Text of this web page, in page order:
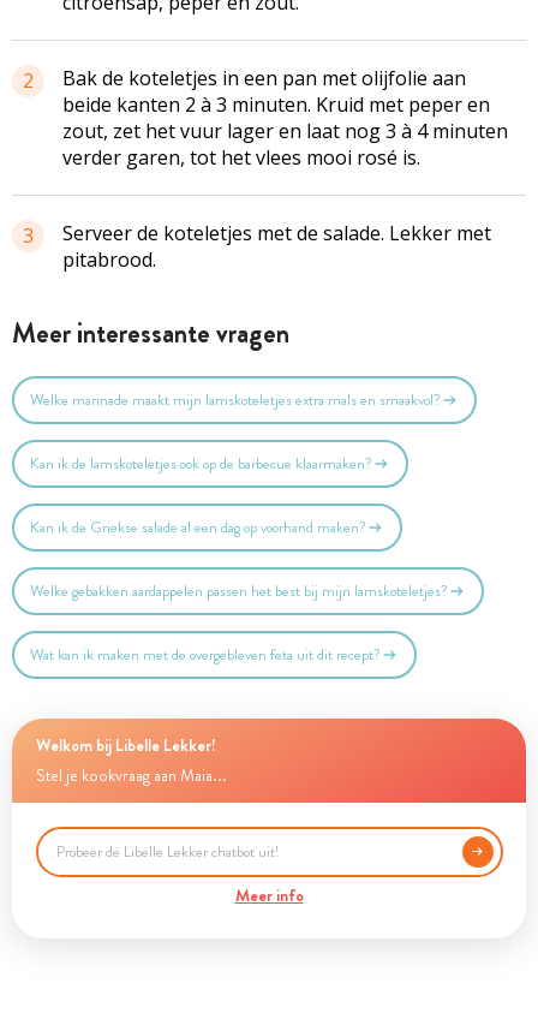
2
Bak de koteletjes in een pan met olijfolie aan
beide kanten 2 à 3 minuten. Kruid met peper en
zout, zet het vuur lager en laat nog 3 à 4 minuten
verder garen, tot het vlees mooi rosé is.
3
Serveer de koteletjes met de salade. Lekker met
pitabrood.
Meer interessante vragen
Welke marinade maakt mijn lamskoteletjes extra mals en smaakvol?
Kan ik de lamskoteletjes ook op de barbecue klaarmaken?
Kan ik de Griekse salade al een dag op voorhand maken?
Welke gebakken aardappelen passen het best bij mijn lamskoteletjes?
Wat kan ik maken met de overgebleven feta uit dit recept?
Welkom bij Libelle Lekker!
Stel je kookvraag aan Maia...
Meer info